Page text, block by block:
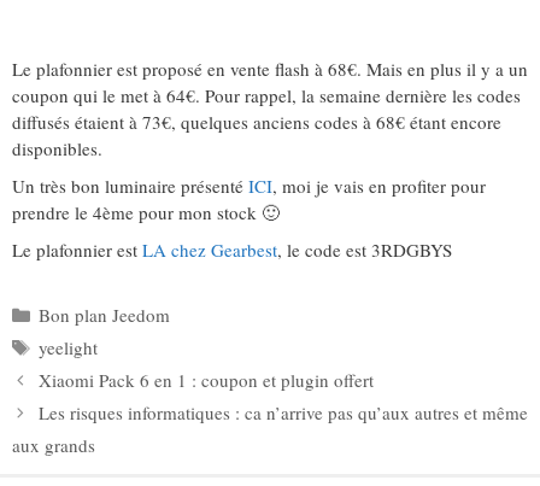
Le plafonnier est proposé en vente flash à 68€. Mais en plus il y a un
coupon qui le met à 64€. Pour rappel, la semaine dernière les codes
diffusés étaient à 73€, quelques anciens codes à 68€ étant encore
disponibles.
Un très bon luminaire présenté ICI, moi je vais en profiter pour
prendre le 4ème pour mon stock 🙂
Le plafonnier est LA chez Gearbest, le code est 3RDGBYS
Catégories
Bon plan Jeedom
Étiquettes
yeelight
Xiaomi Pack 6 en 1 : coupon et plugin offert
Les risques informatiques : ca n’arrive pas qu’aux autres et même
aux grands